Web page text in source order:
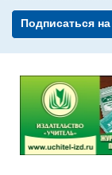
Подписаться